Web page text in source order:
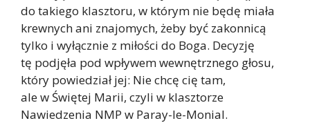
do takiego klasztoru, w którym nie będę miała
krewnych ani znajomych, żeby być zakonnicą
tylko i wyłącznie z miłości do Boga. Decyzję
tę podjęła pod wpływem wewnętrznego głosu,
który powiedział jej: Nie chcę cię tam,
ale w Świętej Marii, czyli w klasztorze
Nawiedzenia NMP w Paray-le-Monial.